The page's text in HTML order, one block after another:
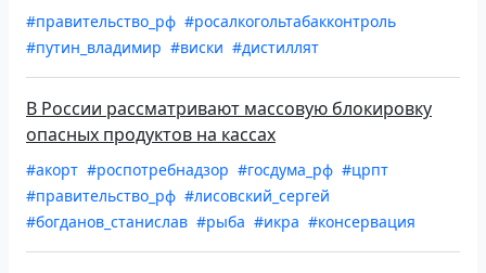
#правительство_рф #росалкогольтабакконтроль
#путин_владимир #виски #дистиллят
В России рассматривают массовую блокировку
опасных продуктов на кассах
#акорт #роспотребнадзор #госдума_рф #црпт
#правительство_рф #лисовский_сергей
#богданов_станислав #рыба #икра #консервация